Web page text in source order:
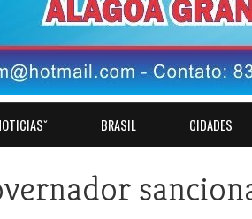
BRASIL CIDADES